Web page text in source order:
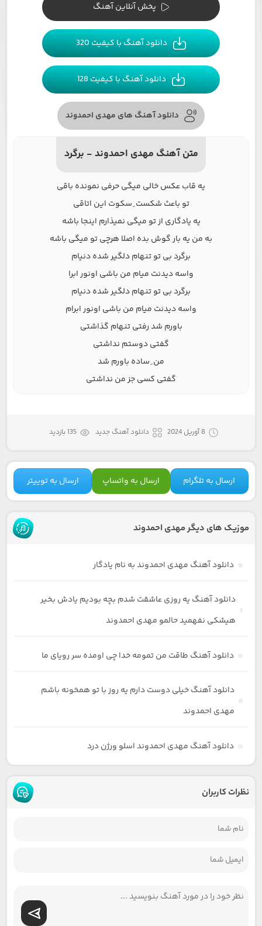
پخش آنلاین آهنگ
دانلود آهنگ با کیفیت 320
دانلود آهنگ با کیفیت 128
دانلود آهنگ های مهدی احمدوند
متن آهنگ مهدی احمدوند - برگرد
یه قاب عکس خالی میگی حرفی نمونده باقی
تو باعث شکست ِ سکوت این اتاقی
یه یادگاری از تو میگی نمیذارم اینجا باشه
به من یه بار گوش بده اصلا هرچی تو میگی باشه
برگرد بی تو تنهام دلگیر شده دنیام
واسه دیدنت میام من باشی اونور ابرا
برگرد بی تو تنهام دلگیر شده دنیام
واسه دیدنت میام من باشی اونور ابرام
باورم شد رفتی تنهام گذاشتی
گفتی دوستم نداشتی
من ِ ساده باورم شد
گفتی کسی جز من نداشتی
8 آوریل 2024 دانلود آهنگ جدید 135 بازدید
ارسال به تلگرام ارسال به واتساپ ارسال به توییتر
موزیک های دیگر مهدی احمدوند
دانلود آهنگ مهدی احمدوند به نام یادگار
دانلود آهنگ یه روزی عاشقت شدم بچه بودیم یادش بخیر
هیشکی نفهمید حالمو مهدی احمدوند
دانلود آهنگ طاقت من تمومه خدا چی اومده سر رویای ما
دانلود آهنگ خیلی دوست دارم یه روز با تو همخونه باشم
مهدی احمدوند
دانلود آهنگ مهدی احمدوند اسلو ورژن درد
نظرات کاربران